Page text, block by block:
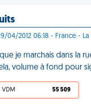
04/2012 06:18 - France -
je marchais dans la
volume à fond pour
VDM 55 509